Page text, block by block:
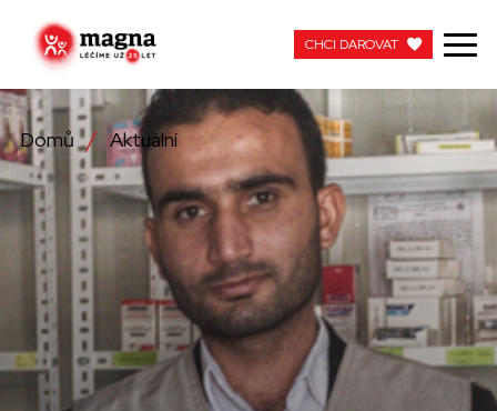
NAŠE PRÁCE
O NÁS
AKTUÁLNÍ
ZAPOJTE SE
CHCI DAROVAT
Domů Aktuální